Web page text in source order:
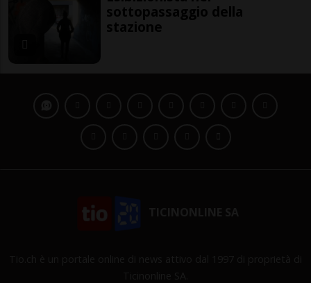
sottopassaggio della
stazione